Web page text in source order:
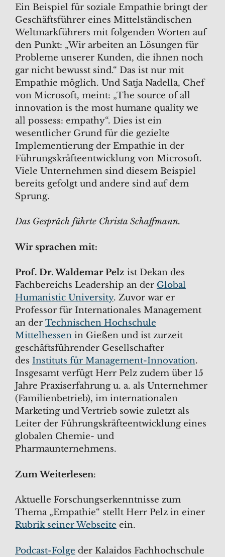
Ein Beispiel für soziale Empathie bringt der
Geschäftsführer eines Mittelständischen
Weltmarkführers mit folgenden Worten auf
den Punkt: „Wir arbeiten an Lösungen für
Probleme unserer Kunden, die ihnen noch
gar nicht bewusst sind.“ Das ist nur mit
Empathie möglich. Und Satja Nadella, Chef
von Microsoft, meint: „The source of all
innovation is the most humane quality we
all possess: empathy“. Dies ist ein
wesentlicher Grund für die gezielte
Implementierung der Empathie in der
Führungskräfteentwicklung von Microsoft.
Viele Unternehmen sind diesem Beispiel
bereits gefolgt und andere sind auf dem
Sprung.
Das Gespräch führte Christa Schaffmann.
Wir sprachen mit:
Prof. Dr. Waldemar Pelz ist Dekan des
Fachbereichs Leadership an der Global
Humanistic University. Zuvor war er
Professor für Internationales Management
an der Technischen Hochschule
Mittelhessen in Gießen und ist zurzeit
geschäftsführender Gesellschafter
des Instituts für Management-Innovation.
Insgesamt verfügt Herr Pelz zudem über 15
Jahre Praxiserfahrung u. a. als Unternehmer
(Familienbetrieb), im internationalen
Marketing und Vertrieb sowie zuletzt als
Leiter der Führungskräfteentwicklung eines
globalen Chemie- und
Pharmaunternehmens.
Zum Weiterlesen:
Aktuelle Forschungserkenntnisse zum
Thema „Empathie“ stellt Herr Pelz in einer
Rubrik seiner Webseite ein.
Podcast-Folge der Kalaidos Fachhochschule